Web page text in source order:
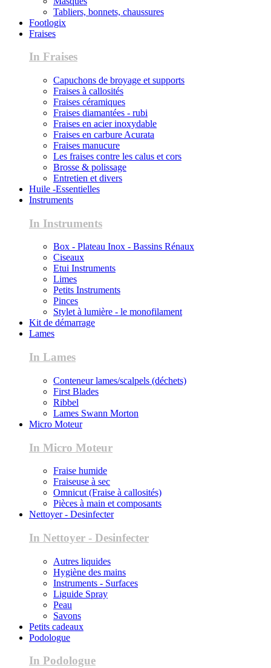
Tabliers, bonnets, chaussures
Footlogix
Fraises
In Fraises
Capuchons de broyage et supports
Fraises à callosités
Fraises céramiques
Fraises diamantées - rubi
Fraises en acier inoxydable
Fraises en carbure Acurata
Fraises manucure
Les fraises contre les calus et cors
Brosse & polissage
Entretien et divers
Huile -Essentielles
Instruments
In Instruments
Box - Plateau Inox - Bassins Rénaux
Ciseaux
Etui Instruments
Limes
Petits Instruments
Pinces
Stylet à lumière - le monofilament
Kit de démarrage
Lames
In Lames
Conteneur lames/scalpels (déchets)
First Blades
Ribbel
Lames Swann Morton
Micro Moteur
In Micro Moteur
Fraise humide
Fraiseuse à sec
Omnicut (Fraise à callosités)
Pièces à main et composants
Nettoyer - Desinfecter
In Nettoyer - Desinfecter
Autres liquides
Hygiène des mains
Instruments - Surfaces
Liguide Spray
Peau
Savons
Petits cadeaux
Podologue
In Podologue